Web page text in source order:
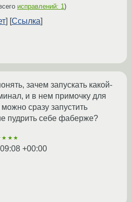
исправлений: 1)
Ссылка
зачем запускать какой-
и в нем примочку для
сразу запустить
пудрить себе фаберже?
+00:00